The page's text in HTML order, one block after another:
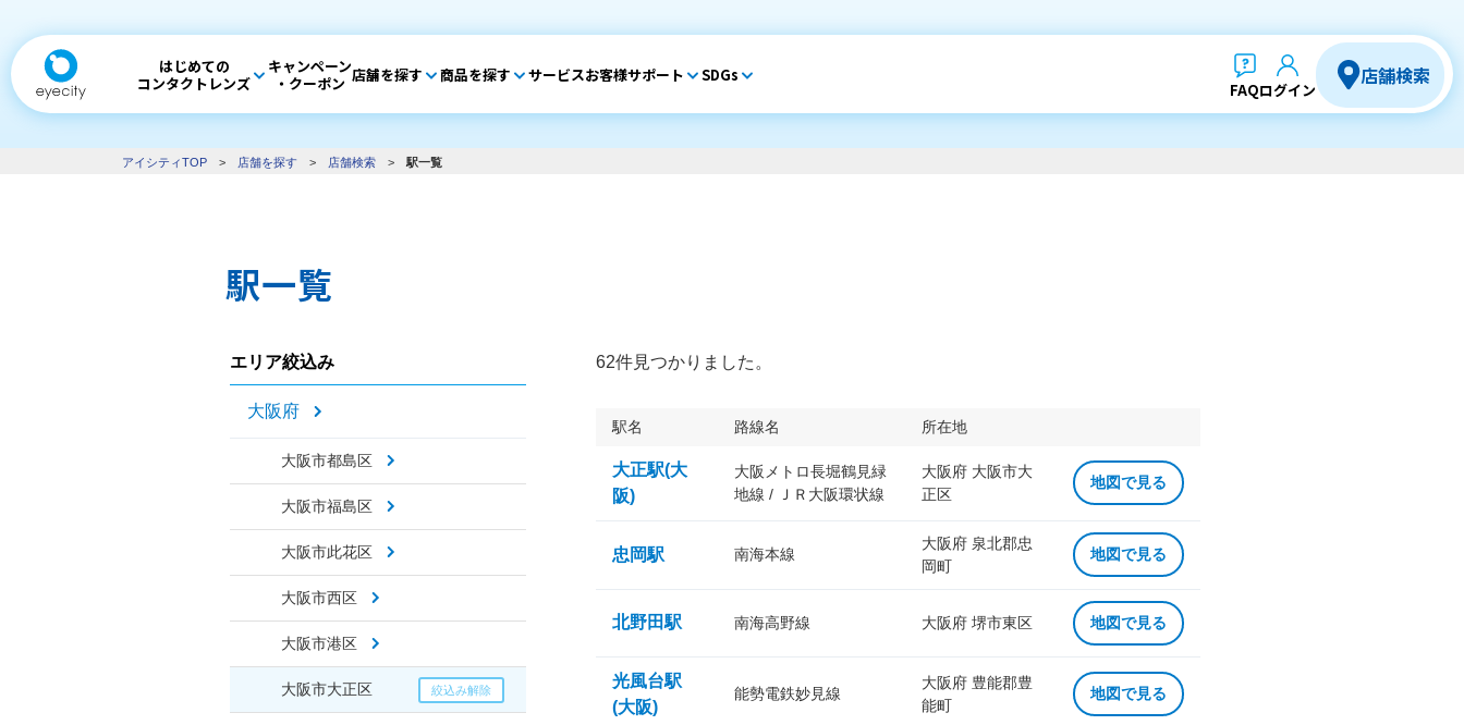
はじめての
コンタクトレンズ
キャンペーン
・クーポン 店舗を探す 商品を探す サービスお客様サポート SDGs
FAQログイン
店舗検索
アイシティTOP > 店舗を探す > 店舗検索 > 駅一覧
駅一覧
エリア絞込み
大阪府
大阪市都島区
大阪市福島区
大阪市此花区
大阪市西区
大阪市港区
大阪市大正区
62件見つかりました。
駅名 路線名 所在地
大正駅(大
阪)
大阪メトロ長堀鶴見緑
地線 / ＪＲ大阪環状線
大阪府 大阪市大
正区
地図で見る
忠岡駅 南海本線
大阪府 泉北郡忠
岡町
地図で見る
北野田駅 南海高野線 大阪府 堺市東区 地図で見る
光風台駅
(大阪)
能勢電鉄妙見線
大阪府 豊能郡豊
能町
地図で見る